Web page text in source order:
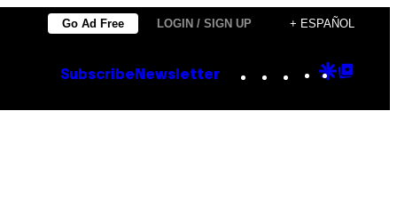
Go Ad Free LOGIN / SIGN UP + ESPAÑOL
Subscribe Newsletter Instagram
TikTok
YouTube
Google